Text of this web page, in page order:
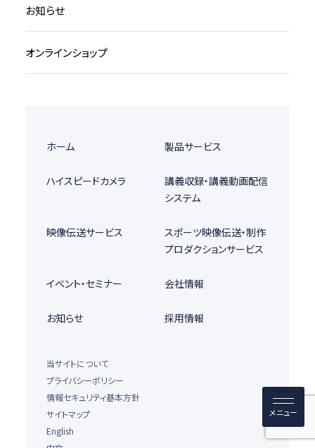
お知らせ
オンラインショップ
ホーム 製品サービス
ハイスピードカメラ
講義収録・講義動画配信
システム
映像伝送サービス
スポーツ映像伝送・制作
プロダクションサービス
イベント・セミナー 会社情報
お知らせ 採用情報
当サイトについて
プライバシーポリシー
情報セキュリティ基本方針
サイトマップ
English